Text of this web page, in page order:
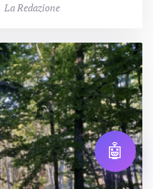
Redazione
🤖